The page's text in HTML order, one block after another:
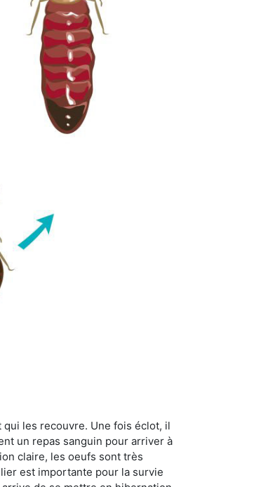
les recouvre. Une fois éclot, il
un repas sanguin pour arriver à
claire, les oeufs sont très
est importante pour la survie